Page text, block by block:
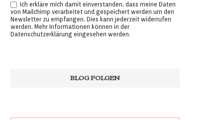
Ich erkläre mich damit einverstanden, dass meine Daten
von Mailchimp verarbeitet und gespeichert werden um den
Newsletter zu empfangen. Dies kann jederzeit widerrufen
werden. Mehr Informationen können in der
Datenschutzerklärung eingesehen werden.